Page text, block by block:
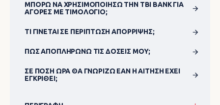
ΜΠΟΡΏ ΝΑ ΧΡΗΣΙΜΟΠΟΊΗΣΩ ΤΗΝ TBI BANK ΓΙΑ
ΑΓΟΡΈΣ ΜΕ ΤΙΜΟΛΌΓΙΟ;
ΤΙ ΓΊΝΕΤΑΙ ΣΕ ΠΕΡΊΠΤΩΣΗ ΑΠΌΡΡΙΨΗΣ;
ΠΏΣ ΑΠΟΠΛΗΡΏΝΩ ΤΙΣ ΔΌΣΕΙΣ ΜΟΥ;
ΣΕ ΠΌΣΗ ΏΡΑ ΘΑ ΓΝΩΡΊΖΩ ΕΆΝ Η ΑΊΤΗΣΗ ΈΧΕΙ
ΕΓΚΡΙΘΕΊ;